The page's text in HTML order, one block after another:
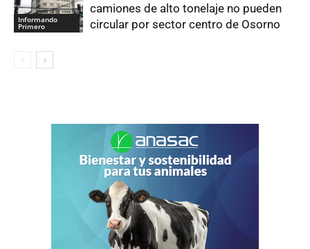
Informando
Primero
camiones de alto tonelaje no pueden
circular por sector centro de Osorno